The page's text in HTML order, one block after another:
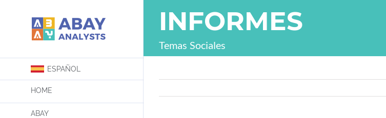
ESPAÑOL
HOME
ABAY
INFORMES
Temas Sociales